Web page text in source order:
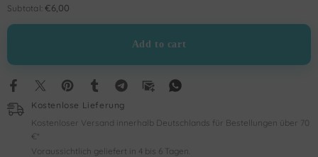
for
Destan
Destan
Subtotal:€6,00
Add to cart
Kostenlose Lieferung
Kostenloser Versand innerhalb Deutschlands für Bestellungen über 70
€*
Voraussichtlich geliefert in 4 bis 6 Tagen.